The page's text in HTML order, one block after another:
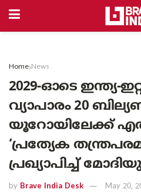
Home News
2029-ഓടെ ഇന്ത്യ-
വ്യാപാരം 20
യൂറോയിലേക്ക്
‘പ്രത്യേക
പ്രഖ്യാപിച്ച്
by Brave India Desk May 20,